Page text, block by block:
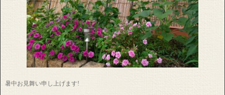
暑中お見舞い申し上げます!